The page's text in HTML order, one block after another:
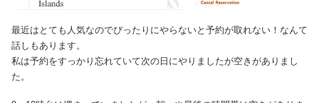
最近はとても人気なのでぴったりにやらないと予約が取れない！なんて
話しもあります。
私は予約をすっかり忘れていて次の日にやりましたが空きがありまし
た。